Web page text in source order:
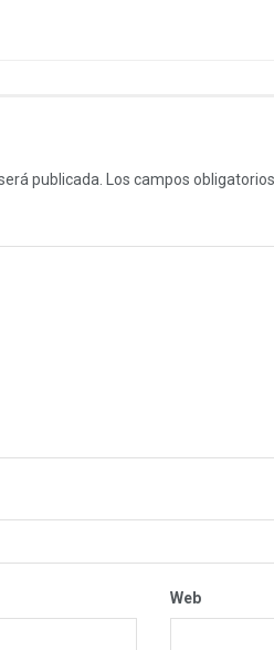
publicada. Los campos
Web